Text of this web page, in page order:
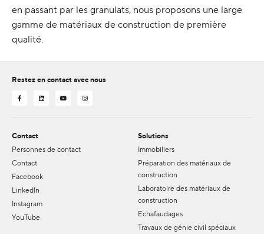
en passant par les granulats, nous proposons une large
gamme de matériaux de construction de première
qualité.
Restez en contact avec nous
Contact
Personnes de contact
Contact
Facebook
LinkedIn
Instagram
YouTube
Solutions
Immobiliers
Préparation des matériaux de
construction
Laboratoire des matériaux de
construction
Echafaudages
Travaux de génie civil spéciaux